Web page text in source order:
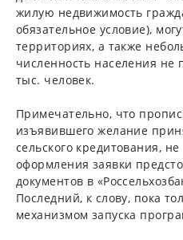
жилую недвижимость
обязательное условие),
территориях, а также
численность населения не
тыс. человек.
Примечательно, что
изъявившего желание
сельского кредитования,
оформления заявки
документов в
Последний, к слову, пока
механизмом запуска